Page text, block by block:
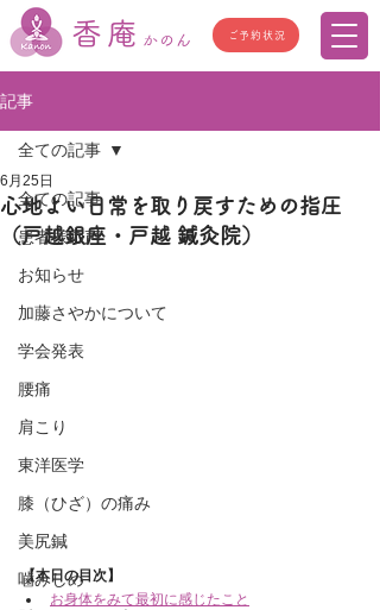
香庵 かのん ご予約状況
記事
全ての記事
患者様の声
お知らせ
加藤さやかについて
学会発表
腰痛
肩こり
東洋医学
膝（ひざ）の痛み
美尻鍼
噛みしめ
全ての記事
心地よい日常を取り戻すための指圧
（戸越銀座・戸越 鍼灸院）
6月25日
【本日の目次】
お身体をみて最初に感じたこと